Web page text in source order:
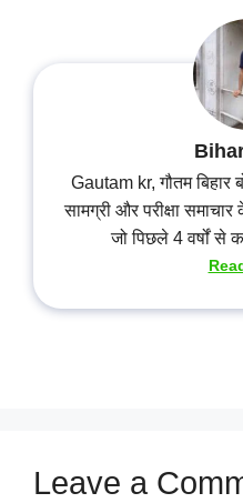
Gautam kr, गौतम बिहार
सामग्री और परीक्षा
जो पिछले 4 वर्षों से
Leave a